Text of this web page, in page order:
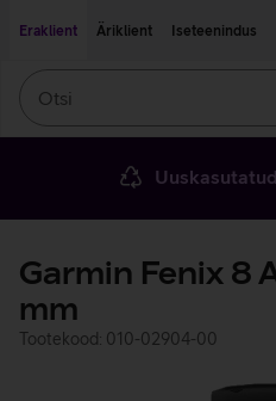
Eraklient
Äriklient Iseteenindus
Garmin Fenix 8
mm
Tootekood: 010-02904-00